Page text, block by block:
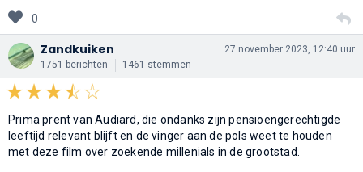
0
Zandkuiken
1751 berichten 1461 stemmen
27 november 2023, 12:40 uur
Prima prent van Audiard, die ondanks zijn pensioengerechtigde
leeftijd relevant blijft en de vinger aan de pols weet te houden
met deze film over zoekende millenials in de grootstad.